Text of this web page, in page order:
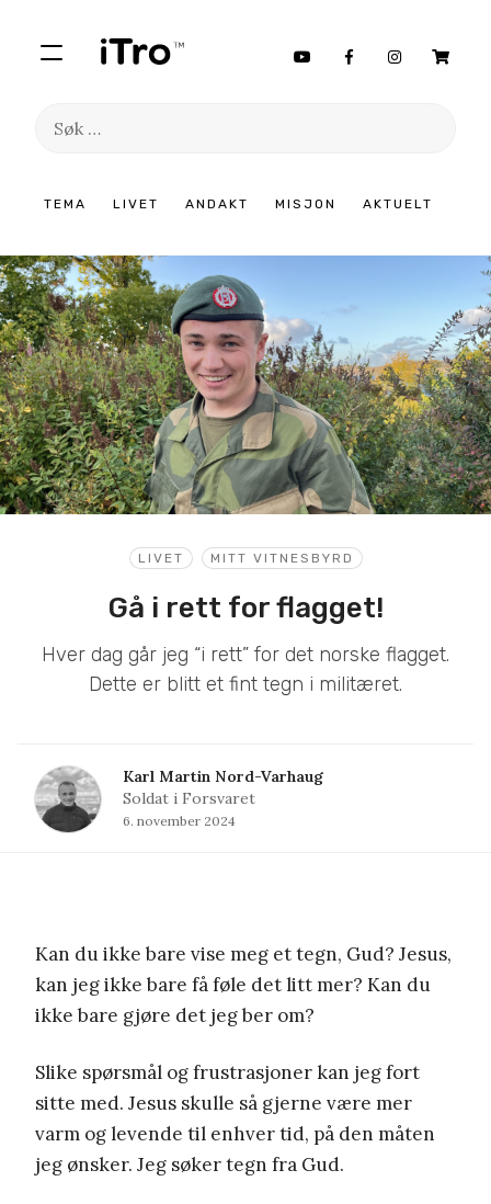
TEMA LIVET ANDAKT MISJON AKTUELT
Søk
innhold
LIVET MITT VITNESBYRD
Gå i rett for flagget!
Hver dag går jeg “i rett” for det norske flagget.
Dette er blitt et fint tegn i militæret.
Karl Martin Nord-Varhaug
Soldat i Forsvaret
6. november 2024
Kan du ikke bare vise meg et tegn, Gud? Jesus,
kan jeg ikke bare få føle det litt mer? Kan du
ikke bare gjøre det jeg ber om?
Slike spørsmål og frustrasjoner kan jeg fort
sitte med. Jesus skulle så gjerne være mer
varm og levende til enhver tid, på den måten
jeg ønsker. Jeg søker tegn fra Gud.